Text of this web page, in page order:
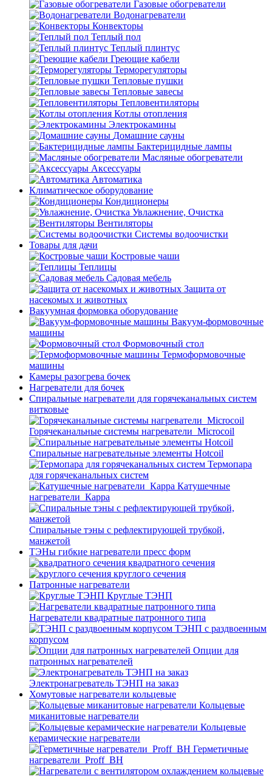
Газовые обогреватели
Водонагреватели
Конвекторы
Теплый пол
Теплый плинтус
Греющие кабели
Терморегуляторы
Тепловые пушки
Тепловые завесы
Тепловентиляторы
Котлы отопления
Электрокамины
Домашние сауны
Бактерицидные лампы
Масляные обогреватели
Аксессуары
Автоматика
Климатическое оборудование
Кондиционеры
Увлажнение, Очистка
Вентиляторы
Системы водоочистки
Товары для дачи
Костровые чаши
Теплицы
Садовая мебель
Защита от
насекомых и животных
Вакуумная формовка оборудование
Вакуум-формовочные
машины
Формовочный стол
Термоформовочные
машины
Камеры разогрева бочек
Нагреватели для бочек
Спиральные нагреватели для горячеканальных систем
витковые
Горячеканальные системы нагреватели_Microcoil
Спиральные нагревательные элементы Hotcoil
Термопара
для горячеканальных систем
Катушечные
нагреватели_Карра
Спиральные тэны с рефлектирующей трубкой,
манжетой
ТЭНы гибкие нагреватели пресс форм
квадратного сечения
круглого сечения
Патронные нагреватели
Круглые ТЭНП
Нагреватели квадратные патронного типа
ТЭНП с раздвоенным
корпусом
Опции для
патронных нагревателей
Электронагреватель ТЭНП на заказ
Хомутовые нагреватели кольцевые
Кольцевые
миканитовые нагреватели
Кольцевые
керамические нагреватели
Герметичные
нагреватели_Proff_BH